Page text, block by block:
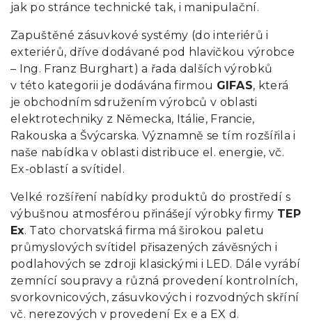
jak po stránce technické tak, i manipulační.
Zapuštěné zásuvkové systémy (do interiérů i
exteriérů, dříve dodávané pod hlavičkou výrobce
– Ing. Franz Burghart) a řada dalších výrobků
v této kategorii je dodávána firmou GIFAS, která
je obchodním sdružením výrobců v oblasti
elektrotechniky z Německa, Itálie, Francie,
Rakouska a Švýcarska. Významně se tím rozšířila i
naše nabídka v oblasti distribuce el. energie, vč.
Ex-oblastí a svítidel.
Velké rozšíření nabídky produktů do prostředí s
výbušnou atmosférou přinášejí výrobky firmy TEP
Ex. Tato chorvatská firma má širokou paletu
průmyslových svítidel přisazených závěsných i
podlahových se zdroji klasickými i LED. Dále vyrábí
zemnící soupravy a různá provedení kontrolních,
svorkovnicových, zásuvkových i rozvodných skříní
vč. nerezových v provedení Ex e a EX d.